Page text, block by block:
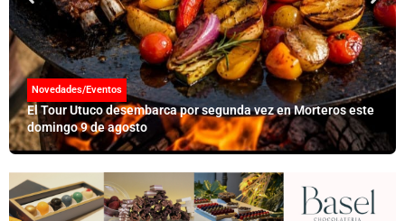
Novedades/Eventos
El Tour Utuco desembarca por segunda vez en Morteros este
domingo 9 de agosto